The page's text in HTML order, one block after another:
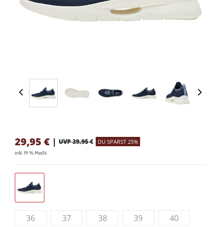
29,95 € | UVP 39,95 € DU SPARST 25%
inkl. 19 % MwSt.
36 37 38 39
40